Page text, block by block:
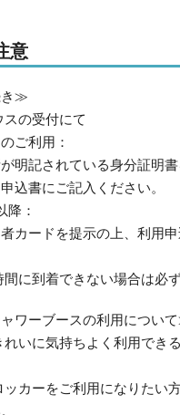
意
き≫
の受付にて
利用：
されている身分証明書
込書にご記入ください。
：
ドを提示の上、利用申
到着できない場合は必ず
ワーブースの利用につい
いに気持ちよく利用でき
カーをご利用になりたい